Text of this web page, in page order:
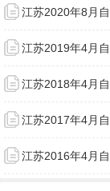
江苏2020年8月
江苏2019年4月
江苏2018年4月
江苏2017年4月
江苏2016年4月